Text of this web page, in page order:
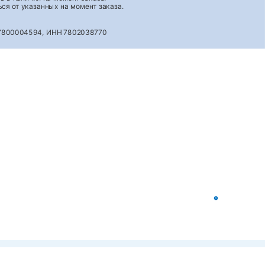
от указанных на момент заказа.
ИНН 7802038770